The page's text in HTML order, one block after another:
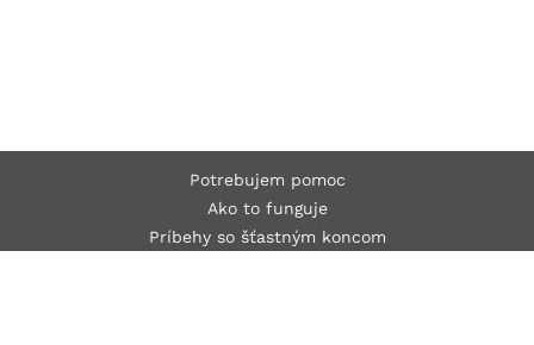
Potrebujem pomoc
Ako to funguje
Príbehy so šťastným koncom